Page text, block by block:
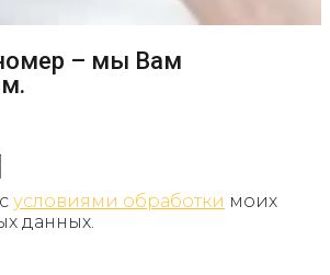
– мы Вам
условиями обработки моих
данных.